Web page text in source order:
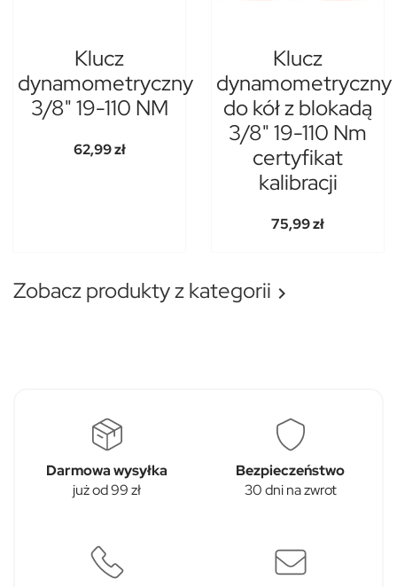
Klucz
dynamometryczny
3/8" 19-110 NM
62,99 zł
Klucz
dynamometryczny
do kół z blokadą
3/8" 19-110 Nm
certyfikat
kalibracji
75,99 zł
Zobacz produkty z kategorii 
Darmowa wysyłka
już od 99 zł
Bezpieczeństwo
30 dni na zwrot